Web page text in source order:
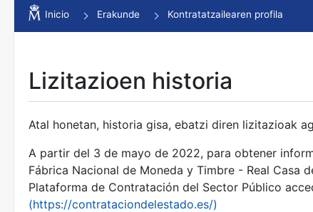
Erakutsi/Ezkutatu
Erakutsi/Ezkutatu
Erakutsi/Ezkutatu
Inicio Erakunde Kontratatzailearen profila
Lizitazioen historia
Atal honetan, historia gisa, ebatzi diren lizitazioak
A partir del 3 de mayo de 2022, para obtener
Fábrica Nacional de Moneda y Timbre - Real Casa
Plataforma de Contratación del Sector Público
(https://contrataciondelestado.es/)